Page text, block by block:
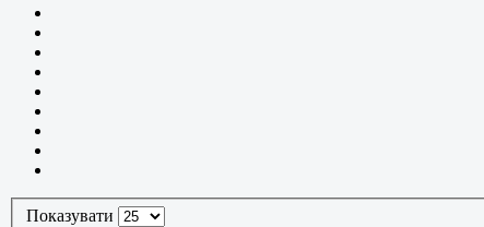
Показувати